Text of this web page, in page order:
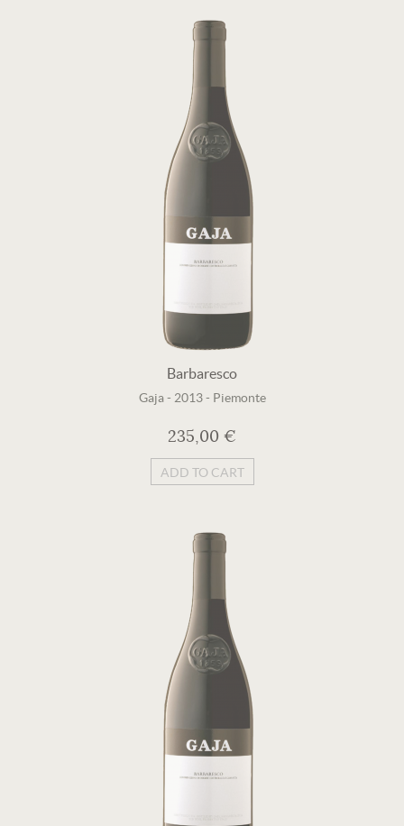
Barbaresco
Gaja - 2013- Piemonte
235,00 €
ADD TO CART